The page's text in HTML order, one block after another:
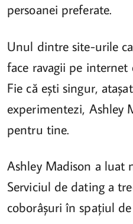
persoanei preferate.
Unul dintre site-urile
face ravagii pe internet
Fie că ești singur,
experimentezi, Ashley
pentru tine.
Ashley Madison a luat
Serviciul de dating a
coborâșuri în spațiul de